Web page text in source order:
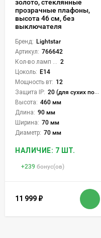
золото, стеклянные
прозрачные плафоны,
высота 46 см, без
выключателя
Бренд: Lightstar
Артикул: 766642
2
Цоколь: E14
Мощность вт: 12
Защита IP: 20 (для сухих пом.)
Высота: 460 мм
Длина: 90 мм
Ширина: 70 мм
Диаметр: 70 мм
НАЛИЧИЕ: 7 ШТ.
+239 бонус(ов)
11 999 ₽